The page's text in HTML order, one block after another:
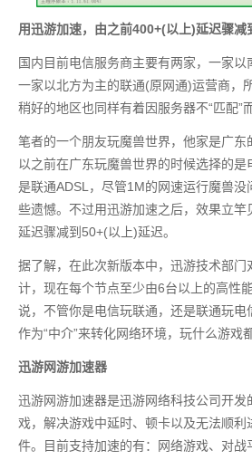
用迅游加速，由之前400+(以上)延迟骤减
国内目前电信服务商主要有两家，一家以
一家以北方为主的联通(原网通)运营商，
稍好的地区也同样有着因服务器不“匹配”
笔者的一个朋友玩魔兽世界，他家是广
以之前在广东玩魔兽世界的时候选择的是
是联通ADSL，尽管1M的网速运行魔兽没
些遗憾。不过用迅游加速之后，效果立
延迟骤减到50+(以上)延迟。
据了解，在此次新版本中，迅游技术部
计，现在每个节点至少由6台以上的高性
说，不管你是电信玩联通，还是联通玩
作为“中介”来转化网络环境，玩什么游戏
迅游网游加速器
迅游网游加速器是迅游网络科技公司开发
戏，解决游戏中延时、顿卡以及无法顺
件。目前支持加速的有：网络游戏、对战